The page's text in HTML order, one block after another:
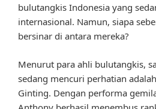
bulutangkis Indonesia yang
internasional. Namun, siapa
bersinar di antara mereka?
Menurut para ahli bulutangkis,
sedang mencuri perhatian
Ginting. Dengan performa